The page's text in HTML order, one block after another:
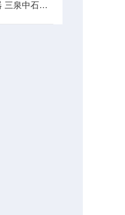
塑料购物袋检测仪器 三泉中石独立研发